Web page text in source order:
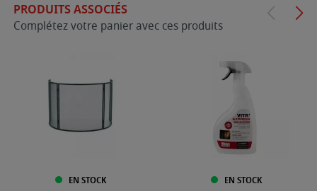
PRODUITS ASSOCIÉS
Complétez votre panier avec ces produits
EN STOCK EN STOCK